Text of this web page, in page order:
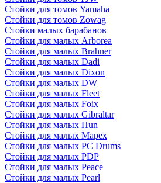
Стойки для томов Yamaha
Стойки для томов Zowag
Стойки малых барабанов
Стойки для малых Arborea
Стойки для малых Brahner
Стойки для малых Dadi
Стойки для малых Dixon
Стойки для малых DW
Стойки для малых Fleet
Стойки для малых Foix
Стойки для малых Gibraltar
Стойки для малых Hun
Стойки для малых Mapex
Стойки для малых PC Drums
Стойки для малых PDP
Стойки для малых Peace
Стойки для малых Pearl